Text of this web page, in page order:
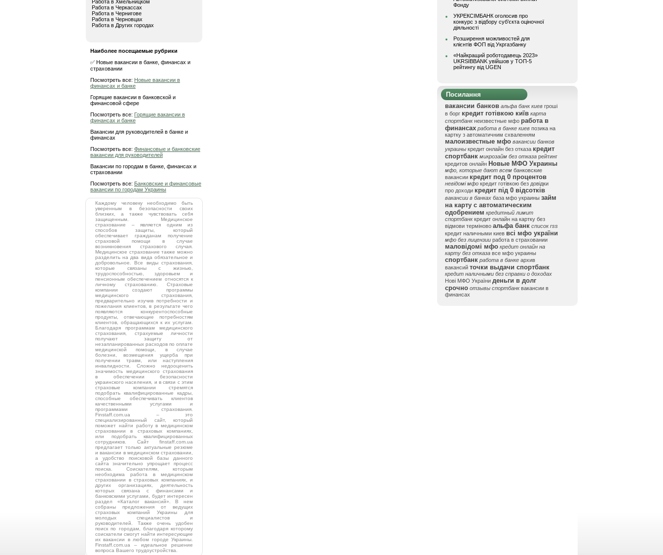
Работа в Хмельницком
Работа в Черкассах
Работа в Чернигове
Работа в Черновцах
Работа в Других городах
Наиболее посещаемые рубрики
✅ Новые вакансии в банке, финансах и
страховании
Посмотреть все: Новые вакансии в
финансах и банке
Горящие вакансии в банковской и
финансовой сфере
Посмотреть все: Горящие вакансии в
финансах и банке
Вакансии для руководителей в банке и
финансах
Посмотреть все: Финансовые и банковские
вакансии для руководителей
Вакансии по городам в банке, финансах и
страховании
Посмотреть все: Банковские и финансовые
вакансии по городам Украины
Каждому человеку необходимо быть
уверенным в безопасности своих
близких, а также чувствовать себя
защищенным. Медицинское
страхование – является одним из
способов защиты, который
обеспечивает гражданам получение
страховой помощи в случае
возникновения страхового случая.
Медицинское страхование также можно
разделить на два вида обязательное и
добровольное. Все виды страхования,
которые связаны с жизнью,
трудоспособностью, здоровьем и
пенсионным обеспечением относятся к
личному страхованию. Страховые
компании создают программы
медицинского страхования,
предварительно изучив потребности и
пожелания клиентов, в результате чего
появляются конкурентоспособные
продукты, отвечающие потребностям
клиентов, обращающихся к их услугам.
Благодаря программам медицинского
страхования, страхуемые личности
получают защиту от
незапланированных расходов по оплате
медицинской помощи, в случае
болезни, возмещения ущерба при
получении травм, или наступления
инвалидности. Сложно недооценить
значимость медицинского страхования
в обеспечении безопасности
украинского населения, и в связи с этим
страховые компании стремятся
подобрать квалифицированные кадры,
способные обеспечивать клиентов
качественными услугами и
программами страхования.
Finstaff.com.ua – это
специализированный сайт, который
поможет найти работу в медицинском
страховании в страховых компаниях,
или подобрать квалифицированных
сотрудников. Сайт finstaff.com.ua
предлагает только актуальные резюме
и вакансии в медицинском страховании,
а удобство поисковой базы данного
сайта значительно упрощает процесс
поиска. Соискателям, которым
необходима работа в медицинском
страховании в страховых компаниях, и
других организациях, деятельность
которых связана с финансами и
банковскими услугами, будет интересен
раздел «Каталог вакансий». В нем
собраны предложения от ведущих
страховых компаний Украины для
молодых специалистов и
руководителей. Также очень удобен
поиск по городам, благодаря которому
соискатели смогут найти интересующие
их вакансии в любом городе Украины.
Finstaff.com.ua – идеальное решение
вопроса Вашего трудоустройства.
Фонду
УКРЕКСІМБАНК оголосив про
конкурс з відбору суб’єкта оціночної
діяльності
Розширення можливостей для
клієнтів ФОП від Укргазбанку
«Найкращий роботодавець 2023»
UKRSIBBANK увійшов у ТОП-5
рейтингу від UGEN
Посилання
вакансии банков альфа банк киев гроші
в борг кредит готівкою київ карта
спортбанк неизвестные мфо работа в
финансах работа в банке киев позика на
картку з автоматичним схваленням
малоизвестные мфо вакансии банков
украины кредит онлайн без отказа кредит
спортбанк микрозайм без отказа рейтинг
кредитов онлайн Новые МФО Украины
мфо, которые дают всем банковские
вакансии кредит под 0 процентов
невідомі мфо кредит готівкою без довідки
про доходи кредит під 0 відсотків
вакансии в банках база мфо украины займ
на карту с автоматическим
одобрением кредитный лимит
спортбанк кредит онлайн на картку без
відмови терміново альфа банк список rss
кредит наличными киев всі мфо україни
мфо без лицензии работа в страховании
маловідомі мфо кредит онлайн на
карту без отказа все мфо украины
спортбанк работа в банке архив
вакансий точки выдачи спортбанк
кредит наличными без справки о доходах
Нові МФО України деньги в долг
срочно отзывы спортбанк вакансии в
финансах